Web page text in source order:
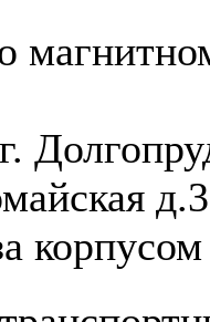
г.